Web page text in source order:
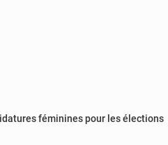
féminines pour les élections